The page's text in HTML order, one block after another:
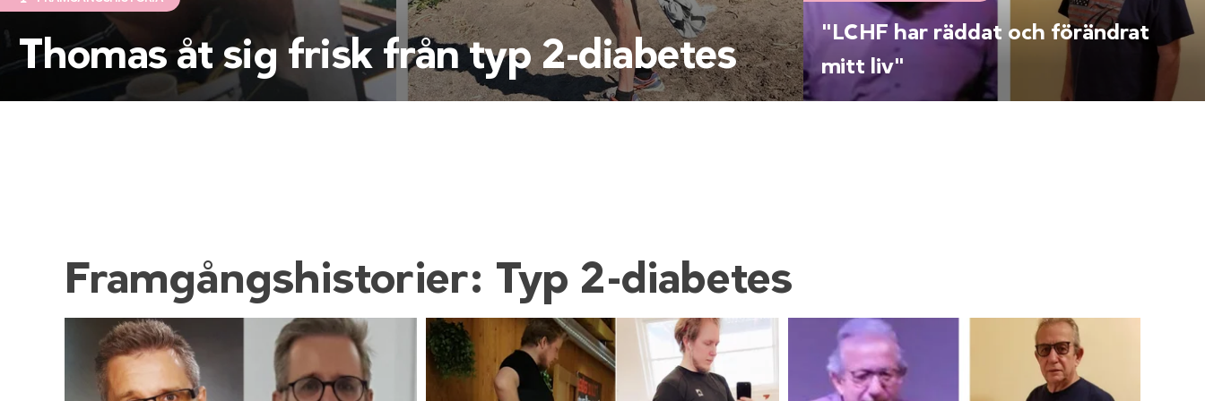
Thomas åt sig frisk från typ 2-diabetes
"LCHF har räddat och förändrat
mitt liv"
Framgångshistorier: Typ 2-diabetes